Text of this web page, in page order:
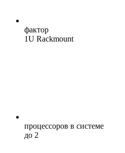
фактор
1U Rackmount
процессоров в системе
до 2